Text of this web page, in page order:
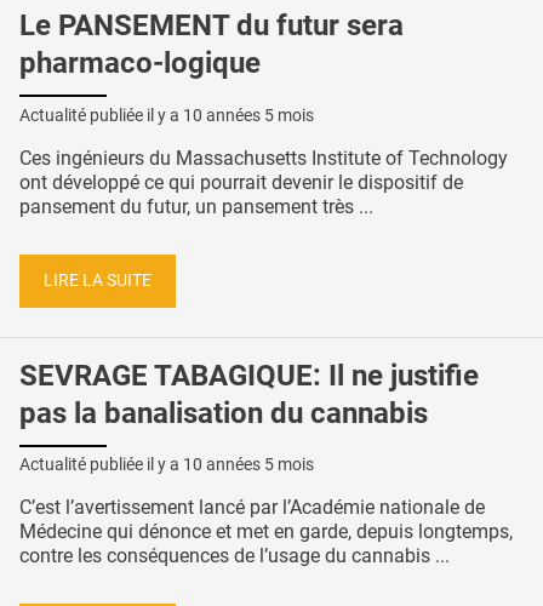
Le PANSEMENT du futur sera
pharmaco-logique
Actualité publiée il y a 10 années 5 mois
Ces ingénieurs du Massachusetts Institute of Technology
ont développé ce qui pourrait devenir le dispositif de
pansement du futur, un pansement très ...
LIRE LA SUITE
SEVRAGE TABAGIQUE: Il ne justifie
pas la banalisation du cannabis
Actualité publiée il y a 10 années 5 mois
C’est l’avertissement lancé par l’Académie nationale de
Médecine qui dénonce et met en garde, depuis longtemps,
contre les conséquences de l’usage du cannabis ...